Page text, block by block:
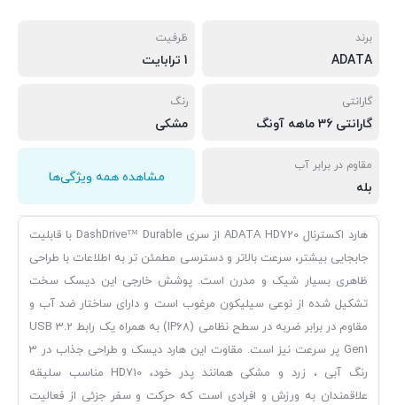
برند
ADATA
ظرفیت
1 ترابایت
گارانتی
گارانتی 36 ماهه آونگ
رنگ
مشکی
مقاوم در برابر آب
بله
مشاهده همه ویژگی‌ها
هارد اکسترنال ADATA HD720 از سری DashDrive™ Durable با قابلیت
جابجایی بیشتر، سرعت بالاتر و دسترسی مطمئن تر به اطلاعات با طراحی
ظاهری بسیار شیک و مدرن است. پوشش خارجی این دیسک سخت
تشکیل شده از نوعی سیلیکون مرغوب است و دارای ساختار ضد آب و
مقاوم در برابر ضربه در سطح نظامی (IP68) به همراه یک رابط USB 3.2
Gen1 پر سرعت نیز است. مقاوت این هارد دیسک و طراحی جذاب در 3
رنگ آبی ، زرد و مشکی همانند پدر خود، HD710 مناسب سلیقه
علاقمندان به ورزش و افرادی است که حرکت و سفر جزئی از فعالیت